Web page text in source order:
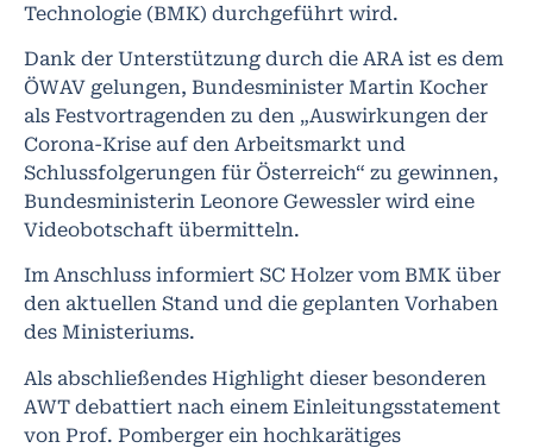
Technologie (BMK) durchgeführt wird.
Dank der Unterstützung durch die ARA ist es dem
ÖWAV gelungen, Bundesminister Martin Kocher
als Festvortragenden zu den „Auswirkungen der
Corona-Krise auf den Arbeitsmarkt und
Schlussfolgerungen für Österreich“ zu gewinnen,
Bundesministerin Leonore Gewessler wird eine
Videobotschaft übermitteln.
Im Anschluss informiert SC Holzer vom BMK über
den aktuellen Stand und die geplanten Vorhaben
des Ministeriums.
Als abschließendes Highlight dieser besonderen
AWT debattiert nach einem Einleitungsstatement
von Prof. Pomberger ein hochkarätiges